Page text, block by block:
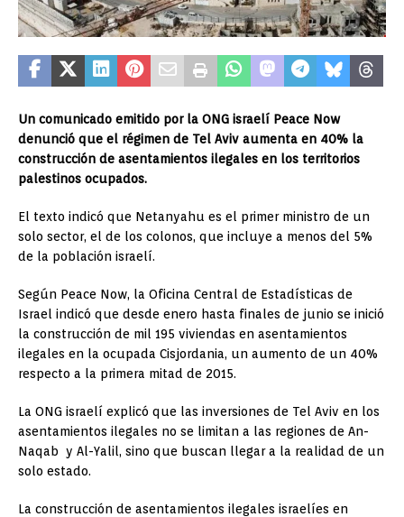
Un comunicado emitido por la ONG israelí Peace Now
denunció que el régimen de Tel Aviv aumenta en 40% la
construcción de asentamientos ilegales en los territorios
palestinos ocupados.
El texto indicó que Netanyahu es el primer ministro de un
solo sector, el de los colonos, que incluye a menos del 5%
de la población israelí.
Según Peace Now, la Oficina Central de Estadísticas de
Israel indicó que desde enero hasta finales de junio se inició
la construcción de mil 195 viviendas en asentamientos
ilegales en la ocupada Cisjordania, un aumento de un 40%
respecto a la primera mitad de 2015.
La ONG israelí explicó que las inversiones de Tel Aviv en los
asentamientos ilegales no se limitan a las regiones de An-
Naqab y Al-Yalil, sino que buscan llegar a la realidad de un
solo estado.
La construcción de asentamientos ilegales israelíes en